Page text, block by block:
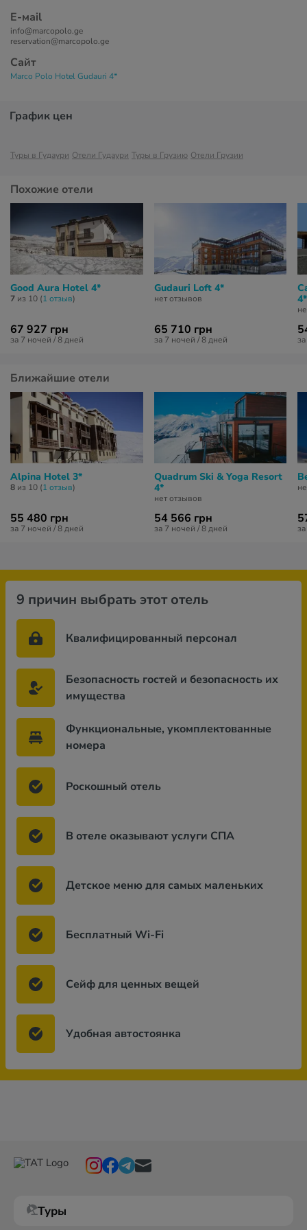
Е-маil
info@marcopolo.ge
reservation@marcopolo.ge
Сайт
Marco Polo Hotel Gudauri 4*
График цен
Туры в Гудаури Отели Гудаури Туры в Грузию Отели Грузии
Похожие отели
Good Aura Hotel 4*
7 из 10 (1 отзыв)
67 927 грн
за 7 ночей / 8 дней
Gudauri Loft 4*
нет отзывов
65 710 грн
за 7 ночей / 8 дней
4*
Ближайшие отели
Alpina Hotel 3*
8 из 10 (1 отзыв)
55 480 грн
за 7 ночей / 8 дней
Quadrum Ski & Yoga Resort
4*
нет отзывов
54 566 грн
за 7 ночей / 8 дней
9 причин выбрать этот отель
Квалифицированный персонал
Безопасность гостей и безопасность их
имущества
Функциональные, укомплектованные
номера
Роскошный отель
В отеле оказывают услуги СПА
Детское меню для самых маленьких
Бесплатный Wi-Fi
Сейф для ценных вещей
Удобная автостоянка
Туры